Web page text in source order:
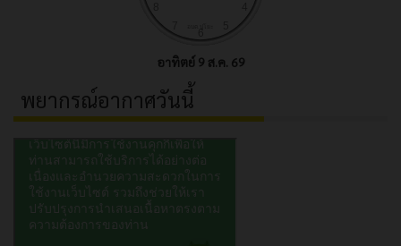
อาทิตย์ 9 ส.ค. 69
พยากรณ์อากาศวันนี้